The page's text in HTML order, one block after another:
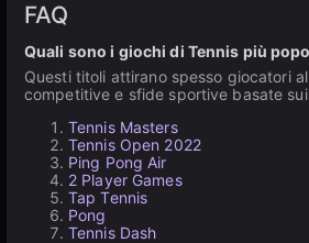
FAQ
Quali sono i giochi di Tennis più
Questi titoli attirano spesso giocatori
competitive e sfide sportive basate
Tennis Masters
Tennis Open 2022
Ping Pong Air
2 Player Games
Tap Tennis
Pong
Tennis Dash